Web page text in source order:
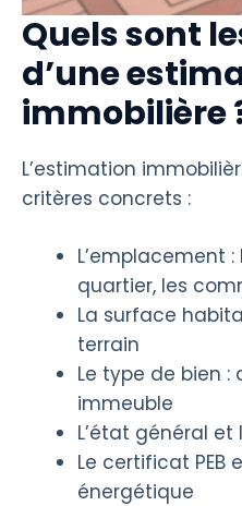
Quels sont
d’une
immobilière
L’estimation
critères concrets :
L’emplacement
quartier, les
La surface
terrain
Le type de bien
immeuble
L’état général
Le certificat PEB
énergétique